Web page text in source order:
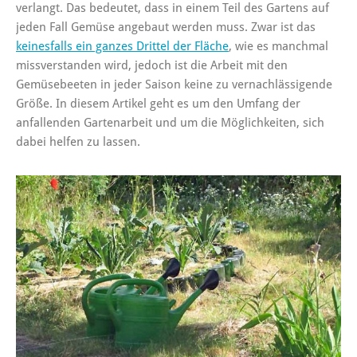
verlangt. Das bedeutet, dass in einem Teil des Gartens auf
jeden Fall Gemüse angebaut werden muss. Zwar ist das
keinesfalls ein ganzes Drittel der Fläche, wie es manchmal
missverstanden wird, jedoch ist die Arbeit mit den
Gemüsebeeten in jeder Saison keine zu vernachlässigende
Größe. In diesem Artikel geht es um den Umfang der
anfallenden Gartenarbeit und um die Möglichkeiten, sich
dabei helfen zu lassen.